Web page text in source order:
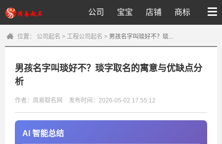
公司 宝宝 店铺 商标
位置： 公司起名 > 工程公司起名 > 男孩名字叫琰好不？琰...
男孩名字叫琰好不？琰字取名的寓意与优缺点分
析
作者：周易取名网 发布时间：2026-05-02 17:55:12
AI 智能总结